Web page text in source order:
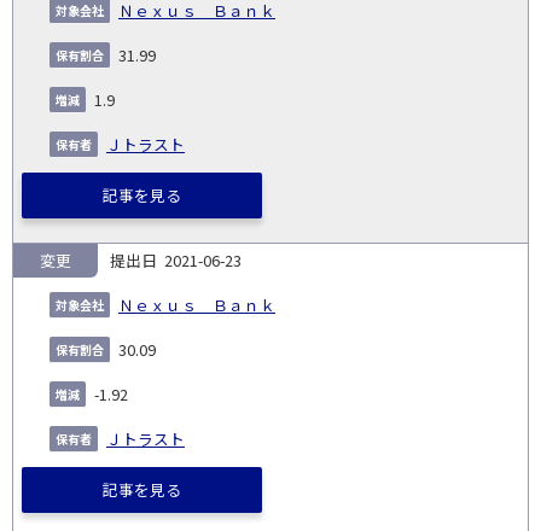
Ｎｅｘｕｓ Ｂａｎｋ
31.99
1.9
Ｊトラスト
記事を見る
2021-06-23
Ｎｅｘｕｓ Ｂａｎｋ
変更
30.09
-1.92
Ｊトラスト
記事を見る